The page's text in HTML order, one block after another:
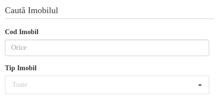
Caută Imobilul
Cod Imobil
Tip Imobil
Toate